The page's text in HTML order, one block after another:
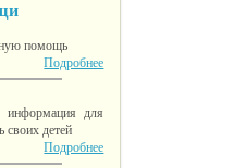
помощь
Подробнее
информация для
своих детей
Подробнее